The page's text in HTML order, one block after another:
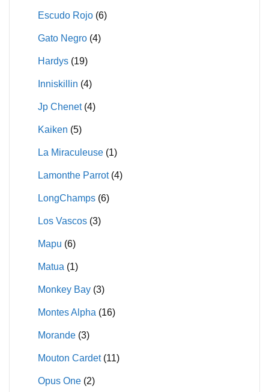
Escudo Rojo (6)
Gato Negro (4)
Hardys (19)
Inniskillin (4)
Jp Chenet (4)
Kaiken (5)
La Miraculeuse (1)
Lamonthe Parrot (4)
LongChamps (6)
Los Vascos (3)
Mapu (6)
Matua (1)
Monkey Bay (3)
Montes Alpha (16)
Morande (3)
Mouton Cardet (11)
Opus One (2)